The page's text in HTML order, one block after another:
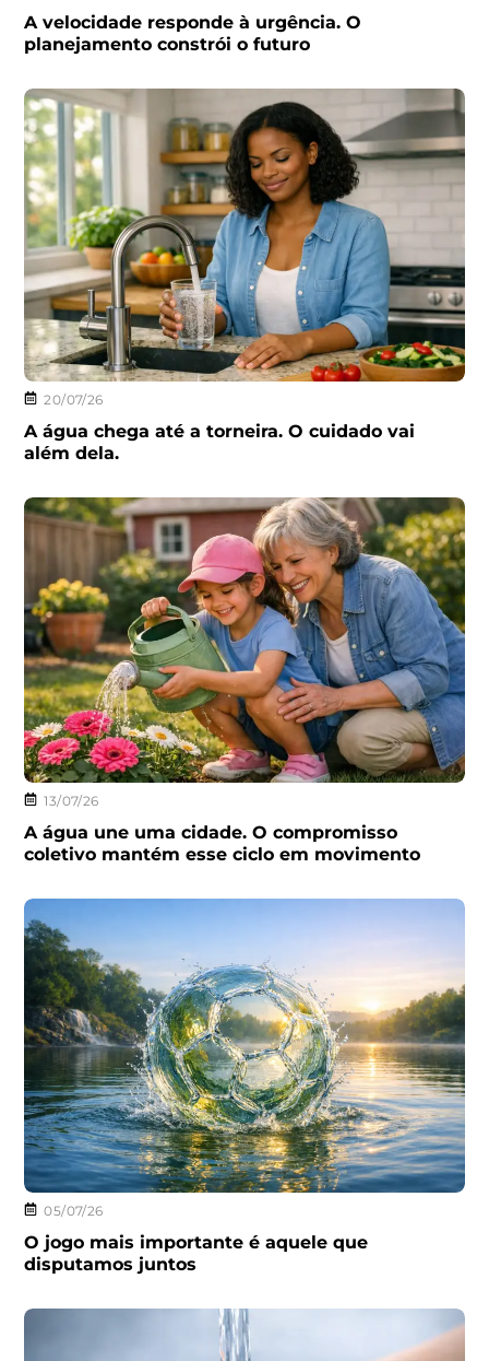
A velocidade responde à urgência. O
planejamento constrói o futuro
20/07/26
A água chega até a torneira. O cuidado vai
além dela.
13/07/26
A água une uma cidade. O compromisso
coletivo mantém esse ciclo em movimento
05/07/26
O jogo mais importante é aquele que
disputamos juntos